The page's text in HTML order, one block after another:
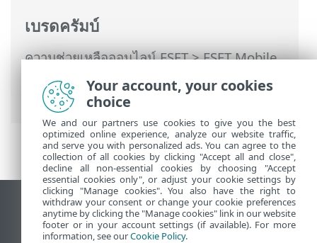
เบรดครัมบ์
ความช่วยเหลือออนไลน์ ESET>ESET Mobile
Security
>การใช้งาน ESET Mobile Security
> ตัวตรวจสอบเครือข่าย
ดูไซต์เดสก์ท็อป
End of Life
Your account, your cookies
choice
We and our partners use cookies to give you the best
optimized online experience, analyze our website traffic,
and serve you with personalized ads. You can agree to the
collection of all cookies by clicking "Accept all and close",
decline all non-essential cookies by choosing "Accept
essential cookies only", or adjust your cookie settings by
clicking "Manage cookies". You also have the right to
withdraw your consent or change your cookie preferences
anytime by clicking the "Manage cookies" link in our website
footer or in your account settings (if available). For more
information, see ourCookie Policy.